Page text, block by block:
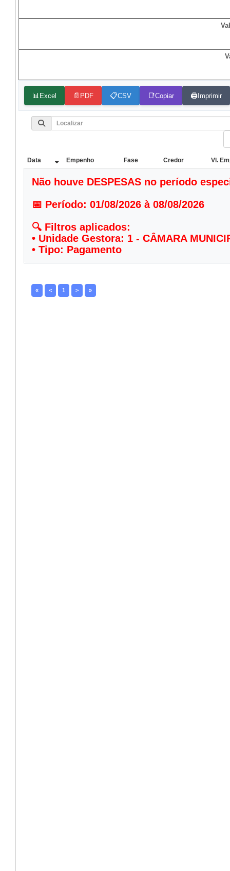
📊 Excel 📄 PDF 📋CSV 📑Copiar 🖨️Imprimir
Data Empenho Fase Credor Vl.
Não houve DESPESAS no período
📅 Período: 01/08/2026 à 08/08/2026
🔍 Filtros aplicados:
• Unidade Gestora: 1 - CÂMARA
• Tipo: Pagamento
« < 1 > »